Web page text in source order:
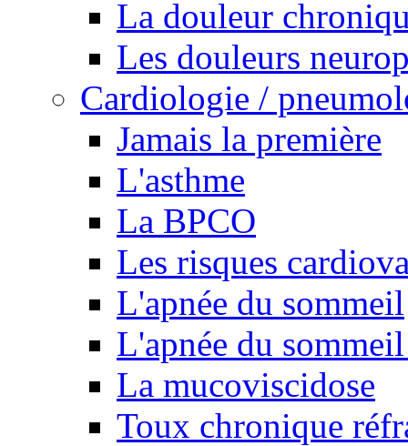
La douleur
Les douleurs
Cardiologie /
Jamais la première
L'asthme
La BPCO
Les risques
L'apnée du sommeil
L'apnée du
La mucoviscidose
Toux chronique